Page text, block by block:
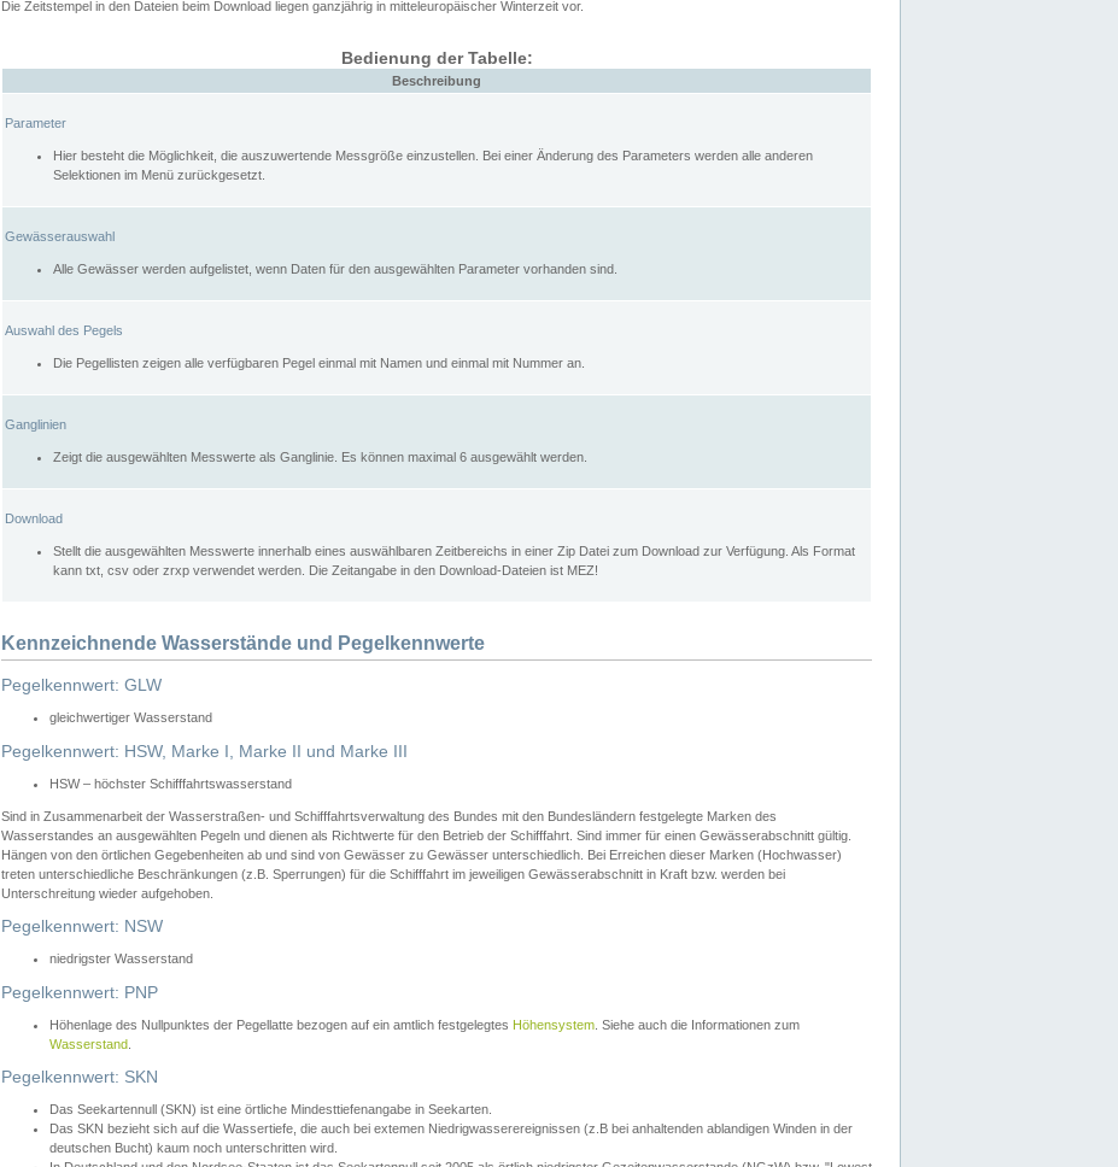
Die Zeitstempel in den Dateien beim Download liegen ganzjährig in mitteleuropäischer Winterzeit vor.
Bedienung der Tabelle:
Beschreibung
Parameter
Hier besteht die Möglichkeit, die auszuwertende Messgröße einzustellen. Bei einer Änderung des Parameters werden alle anderen
Selektionen im Menü zurückgesetzt.
Gewässerauswahl
Alle Gewässer werden aufgelistet, wenn Daten für den ausgewählten Parameter vorhanden sind.
Auswahl des Pegels
Die Pegellisten zeigen alle verfügbaren Pegel einmal mit Namen und einmal mit Nummer an.
Ganglinien
Zeigt die ausgewählten Messwerte als Ganglinie. Es können maximal 6 ausgewählt werden.
Download
Stellt die ausgewählten Messwerte innerhalb eines auswählbaren Zeitbereichs in einer Zip Datei zum Download zur Verfügung. Als Format
kann txt, csv oder zrxp verwendet werden. Die Zeitangabe in den Download-Dateien ist MEZ!
Kennzeichnende Wasserstände und Pegelkennwerte
Pegelkennwert: GLW
gleichwertiger Wasserstand
Pegelkennwert: HSW, Marke I, Marke II und Marke III
HSW – höchster Schifffahrtswasserstand
Sind in Zusammenarbeit der Wasserstraßen- und Schifffahrtsverwaltung des Bundes mit den Bundesländern festgelegte Marken des
Wasserstandes an ausgewählten Pegeln und dienen als Richtwerte für den Betrieb der Schifffahrt. Sind immer für einen Gewässerabschnitt gültig.
Hängen von den örtlichen Gegebenheiten ab und sind von Gewässer zu Gewässer unterschiedlich. Bei Erreichen dieser Marken (Hochwasser)
treten unterschiedliche Beschränkungen (z.B. Sperrungen) für die Schifffahrt im jeweiligen Gewässerabschnitt in Kraft bzw. werden bei
Unterschreitung wieder aufgehoben.
Pegelkennwert: NSW
niedrigster Wasserstand
Pegelkennwert: PNP
Höhenlage des Nullpunktes der Pegellatte bezogen auf ein amtlich festgelegtes Höhensystem . Siehe auch die Informationen zum
Wasserstand
Pegelkennwert: SKN
Das Seekartennull (SKN) ist eine örtliche Mindesttiefenangabe in Seekarten.
Das SKN bezieht sich auf die Wassertiefe, die auch bei extemen Niedrigwasserereignissen (z.B bei anhaltenden ablandigen Winden in der
deutschen Bucht) kaum noch unterschritten wird.